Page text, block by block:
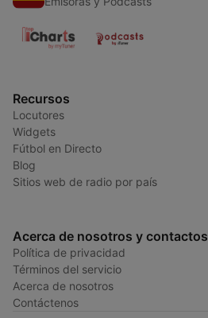
Recursos
Locutores
Widgets
Fútbol en Directo
Blog
Sitios web de radio por país
Acerca de nosotros y contactos
Política de privacidad
Términos del servicio
Acerca de nosotros
Contáctenos